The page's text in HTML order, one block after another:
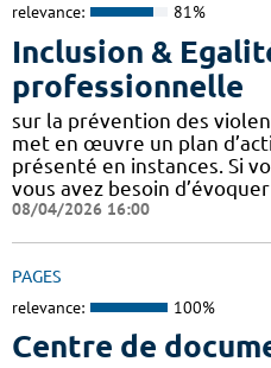
relevance: 81%
Inclusion &
professionnelle
sur la prévention des
met en œuvre un plan
présenté en instances. Si
vous avez besoin
08/04/2026 16:00
PAGES
relevance: 100%
Centre de